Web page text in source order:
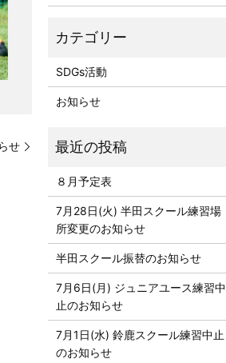
せ
SDGs活動
お知らせ
８月予定表
7月28日(火) 半田スクール練習場
所変更のお知らせ
半田スクール振替のお知らせ
7月6日(月) ジュニアユース練習中
止のお知らせ
7月1日(水) 鈴鹿スクール練習中止
のお知らせ